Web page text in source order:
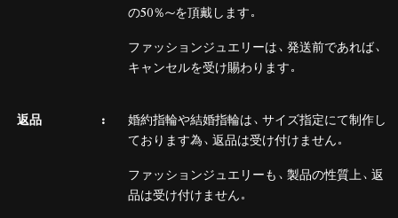
の50％～を頂戴します。
ファッションジュエリーは、発送前であれば、
キャンセルを受け賜わります。
返品
婚約指輪や結婚指輪は、サイズ指定にて制作し
ております為、返品は受け付けません。
ファッションジュエリーも、製品の性質上、返
品は受け付けません。